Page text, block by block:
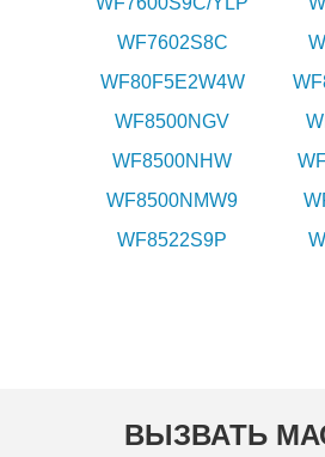
WF7602S8C
WF80F5E2W4W
WF8500NGV
WF8500NHW
WF8500NMW9
WF8522S9P
ВЫЗВАТЬ